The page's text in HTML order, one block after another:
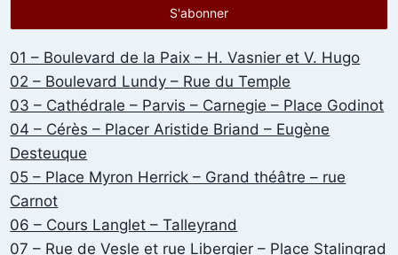
01 – Boulevard de la Paix – H. Vasnier et V. Hugo
02 – Boulevard Lundy – Rue du Temple
03 – Cathédrale – Parvis – Carnegie – Place Godinot
04 – Cérès – Placer Aristide Briand – Eugène
Desteuque
05 – Place Myron Herrick – Grand théâtre – rue
Carnot
06 – Cours Langlet – Talleyrand
07 – Rue de Vesle et rue Libergier – Place Stalingrad